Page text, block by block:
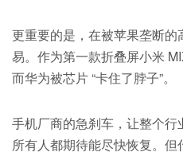
更重要的是，在被苹果垄断
易。作为第一款折叠屏小米
而华为被芯片 “卡住了脖子”。
手机厂商的急刹车，让整个行
所有人都期待能尽快恢复。